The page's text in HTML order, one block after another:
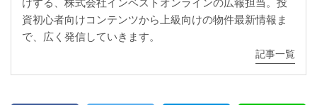
けする、株式会社インベストオンラインの広報担当。投
資初心者向けコンテンツから上級向けの物件最新情報ま
で、広く発信していきます。
記事一覧